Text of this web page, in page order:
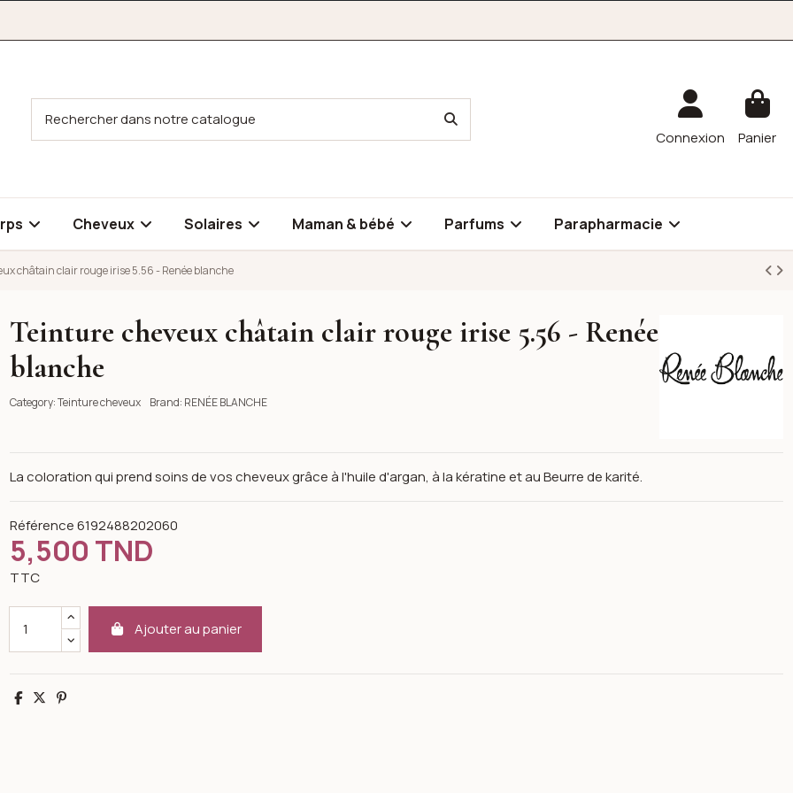
Connexion Panier
Cheveux Solaires Maman & bébé Parfums Parapharmacie
châtain clair rouge irise 5.56 - Renée blanche
irise 5.56 - Renée blanche
Teinture cheveux châtain clair rouge irise 5.56 - Renée
blanche
Category:Teinture cheveux Brand: RENÉE BLANCHE
La coloration qui prend soins de vos cheveux grâce à l'huile d'argan, à la kératine et au Beurre de karité.
Référence 6192488202060
5,500 TND
TTC
Ajouter au panier
Partager
TweetPinterest